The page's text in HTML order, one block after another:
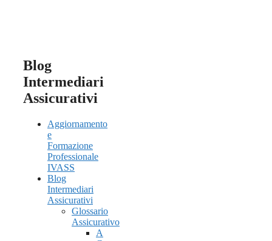
Blog
Intermediari
Assicurativi
Aggiornamento
e
Formazione
Professionale
IVASS
Blog
Intermediari
Assicurativi
Glossario
Assicurativo
A